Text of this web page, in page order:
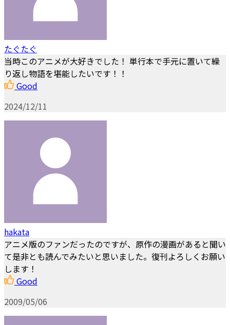
たぐたぐ
当時このアニメが大好きでした！ 単行本で手元に置いて繰
り返し物語を堪能したいです！！
Good
2024/12/11
hakata
アニメ版のファンだったのですが、原作の漫画があると聞い
て是非とも読んでみたいと思いました。復刊よろしくお願い
します！
Good
2009/05/06